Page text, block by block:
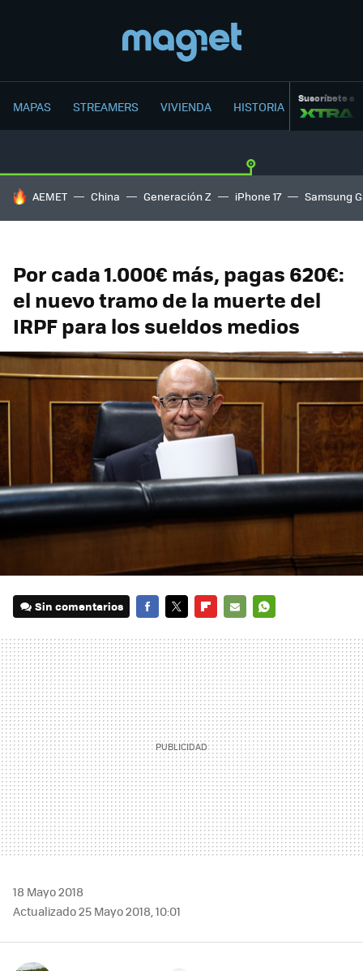
MAPAS STREAMERS VIVIENDA HISTORIA Suscríbete a
HOY SE HABLA DE
AEMET China Generación Z iPhone 17 Samsung
Por cada 1.000€ más, pagas 620€:
el nuevo tramo de la muerte del
IRPF para los sueldos medios
Sin comentarios
MAIL
18 Mayo 2018
Actualizado 25 Mayo 2018, 10:01